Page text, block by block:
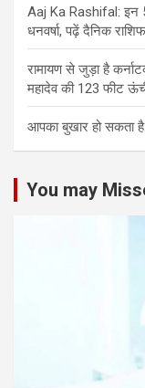
Aaj Ka Rashifal: इन 5
धनवर्षा, पढ़ें दैनिक
रामायण से जुड़ा है
महादेव की 123 फीट
आपका बुखार हो सकता
You may